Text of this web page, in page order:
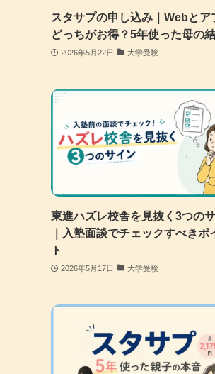
スタサプの申し込み｜Webとア
どっちがお得？5年使った母の
2026年5月22日 大学受験
東進ハズレ校舎を見抜く3つの
｜入塾面談でチェックすべきポ
ト
2026年5月17日 大学受験